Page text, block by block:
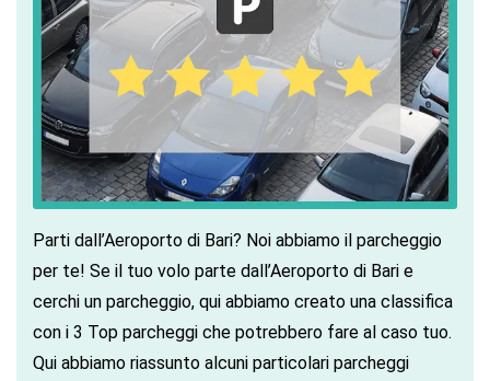
Parti dall’Aeroporto di Bari? Noi abbiamo il parcheggio
per te! Se il tuo volo parte dall’Aeroporto di Bari e
cerchi un parcheggio, qui abbiamo creato una classifica
con i 3 Top parcheggi che potrebbero fare al caso tuo.
Qui abbiamo riassunto alcuni particolari parcheggi